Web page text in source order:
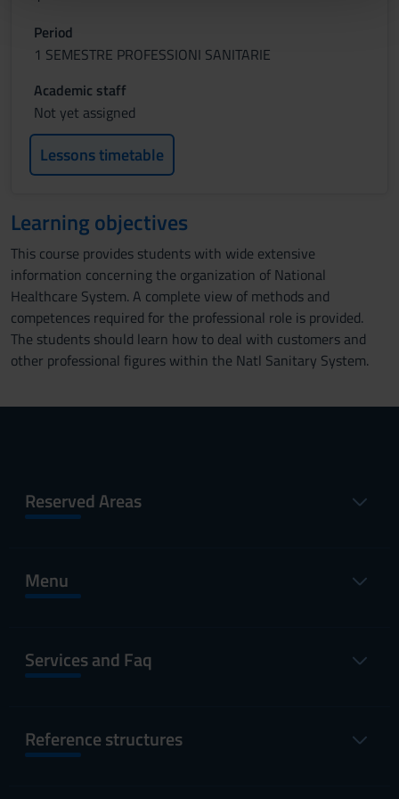
con altre informazioni che hai fornito loro o che hanno
raccolto dal tuo utilizzo dei loro servizi.
Period
1 SEMESTRE PROFESSIONI SANITARIE
Academic staff
Not yet assigned
Lessons timetable
Learning objectives
This course provides students with wide extensive
information concerning the organization of National
Healthcare System. A complete view of methods and
competences required for the professional role is provided.
The students should learn how to deal with customers and
other professional figures within the Natl Sanitary System.
Reserved Areas
Menu
Services and Faq
Reference structures